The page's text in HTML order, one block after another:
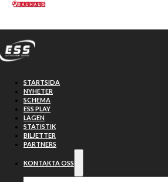
Hoppa till huvudinnehåll
STARTSIDA
NYHETER
SCHEMA
ESS PLAY
LAGEN
STATISTIK
BILJETTER
PARTNERS
KONTAKTA OSS